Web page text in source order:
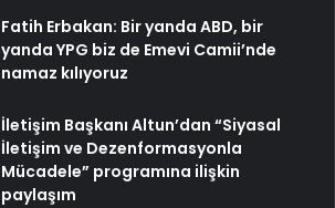
Fatih Erbakan: Bir yanda ABD, bir
yanda YPG biz de Emevi Camii’nde
namaz kılıyoruz
İletişim Başkanı Altun’dan “Siyasal
İletişim ve Dezenformasyonla
Mücadele” programına ilişkin
paylaşım